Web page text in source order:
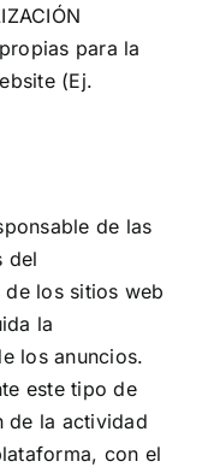
para la
(Ej.
de las
del
los sitios web
la
los anuncios.
este tipo de
de la actividad
con el